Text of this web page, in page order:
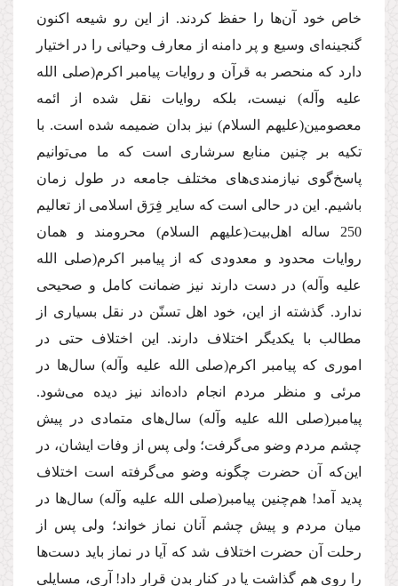
خاص خود آن‌ها را حفظ كردند. از این رو شیعه اكنون
گنجینه‌اى وسیع و پر دامنه از معارف وحیانى را در اختیار
دارد كه منحصر به قرآن و روایات پیامبر اكرم(صلى الله
علیه وآله) نیست، بلكه روایات نقل شده از ائمه
معصومین(علیهم السلام) نیز بدان ضمیمه شده است. با
تكیه بر چنین منابع سرشارى است كه ما مى‌توانیم
پاسخ‌گوى نیازمندى‌هاى مختلف جامعه در طول زمان
باشیم. این در حالى است كه سایر فِرَق اسلامى از تعالیم
250 ساله اهل‌بیت
(علیهم السلام) محرومند و همان
روایات محدود و معدودى كه از پیامبر اكرم(صلى الله
علیه وآله) در دست دارند نیز ضمانت كامل و صحیحى
ندارد. گذشته از این، خود اهل تسنّن در نقل بسیارى از
مطالب با یكدیگر اختلاف دارند. این اختلاف حتى در
امورى كه پیامبر اكرم(صلى الله علیه وآله)سال‌ها در
مرئى و منظر مردم انجام داده‌اند نیز دیده مى‌شود.
پیامبر (صلى الله علیه وآله) سال‌هاى متمادى در پیش
چشم مردم وضو مى‌گرفت؛ ولى پس از وفات ایشان، در
این‌كه آن حضرت چگونه وضو مى‌گرفته است اختلاف
پدید آمد! هم‌چنین پیامبر (صلى الله علیه وآله) سال‌ها در
میان مردم و پیش چشم آنان نماز خواند؛ ولى پس از
رحلت آن حضرت اختلاف شد كه آیا در نماز باید دست‌ها
را روى هم گذاشت یا در كنار بدن قرار داد! آرى، مسایلى